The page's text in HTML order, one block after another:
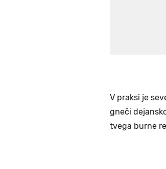
V praksi je
gneči
tvega burne